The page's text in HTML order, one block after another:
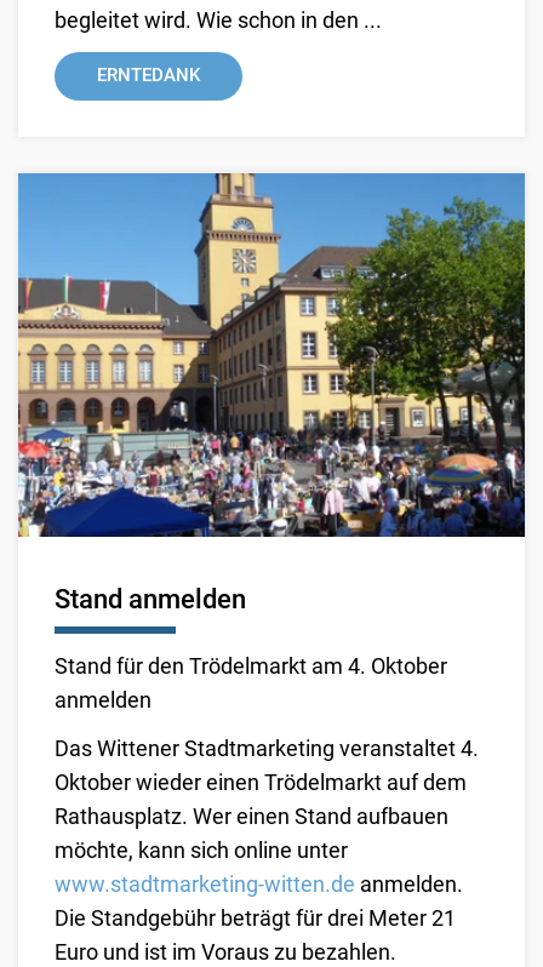
begleitet wird. Wie schon in den ...
ERNTEDANK
Stand anmelden
Stand für den Trödelmarkt am 4. Oktober
anmelden
Das Wittener Stadtmarketing veranstaltet 4.
Oktober wieder einen Trödelmarkt auf dem
Rathausplatz. Wer einen Stand aufbauen
möchte, kann sich online unter
www.stadtmarketing-witten.de anmelden.
Die Standgebühr beträgt für drei Meter 21
Euro und ist im Voraus zu bezahlen.